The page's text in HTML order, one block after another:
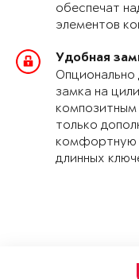
обеспечат
элементов
Удобная
Опционально
замка на
только
комфортную
длинных